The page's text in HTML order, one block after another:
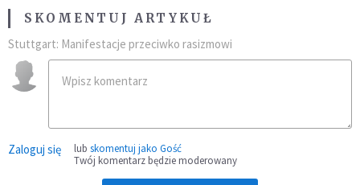
SKOMENTUJ ARTYKUŁ
Stuttgart: Manifestacje przeciwko rasizmowi
Zaloguj się lub skomentuj jako Gość
Twój komentarz będzie moderowany